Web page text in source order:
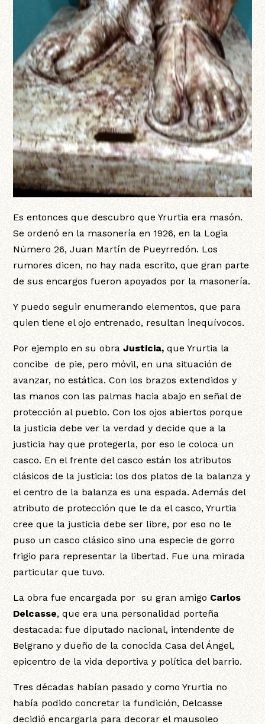
Es entonces que descubro que Yrurtia era masón.
Se ordenó en la masonería en 1926, en la Logia
Número 26, Juan Martín de Pueyrredón. Los
rumores dicen, no hay nada escrito, que gran parte
de sus encargos fueron apoyados por la masonería.
Y puedo seguir enumerando elementos, que para
quien tiene el ojo entrenado, resultan inequívocos.
Por ejemplo en su obra Justicia,que Yrurtia la
concibe de pie, pero móvil, en una situación de
avanzar, no estática. Con los brazos extendidos y
las manos con las palmas hacia abajo en señal de
protección al pueblo. Con los ojos abiertos porque
la justicia debe ver la verdad y decide que a la
justicia hay que protegerla, por eso le coloca un
casco. En el frente del casco están los atributos
clásicos de la justicia: los dos platos de la balanza y
el centro de la balanza es una espada. Además del
atributo de protección que le da el casco, Yrurtia
cree que la justicia debe ser libre, por eso no le
puso un casco clásico sino una especie de gorro
frigio para representar la libertad. Fue una mirada
particular que tuvo.
La obra fue encargada por su gran amigo Carlos
Delcasse, que era una personalidad porteña
destacada: fue diputado nacional, intendente de
Belgrano y dueño de la conocida Casa del Ángel,
epicentro de la vida deportiva y política del barrio.
Tres décadas habían pasado y como Yrurtia no
había podido concretar la fundición, Delcasse
decidió encargarla para decorar el mausoleo